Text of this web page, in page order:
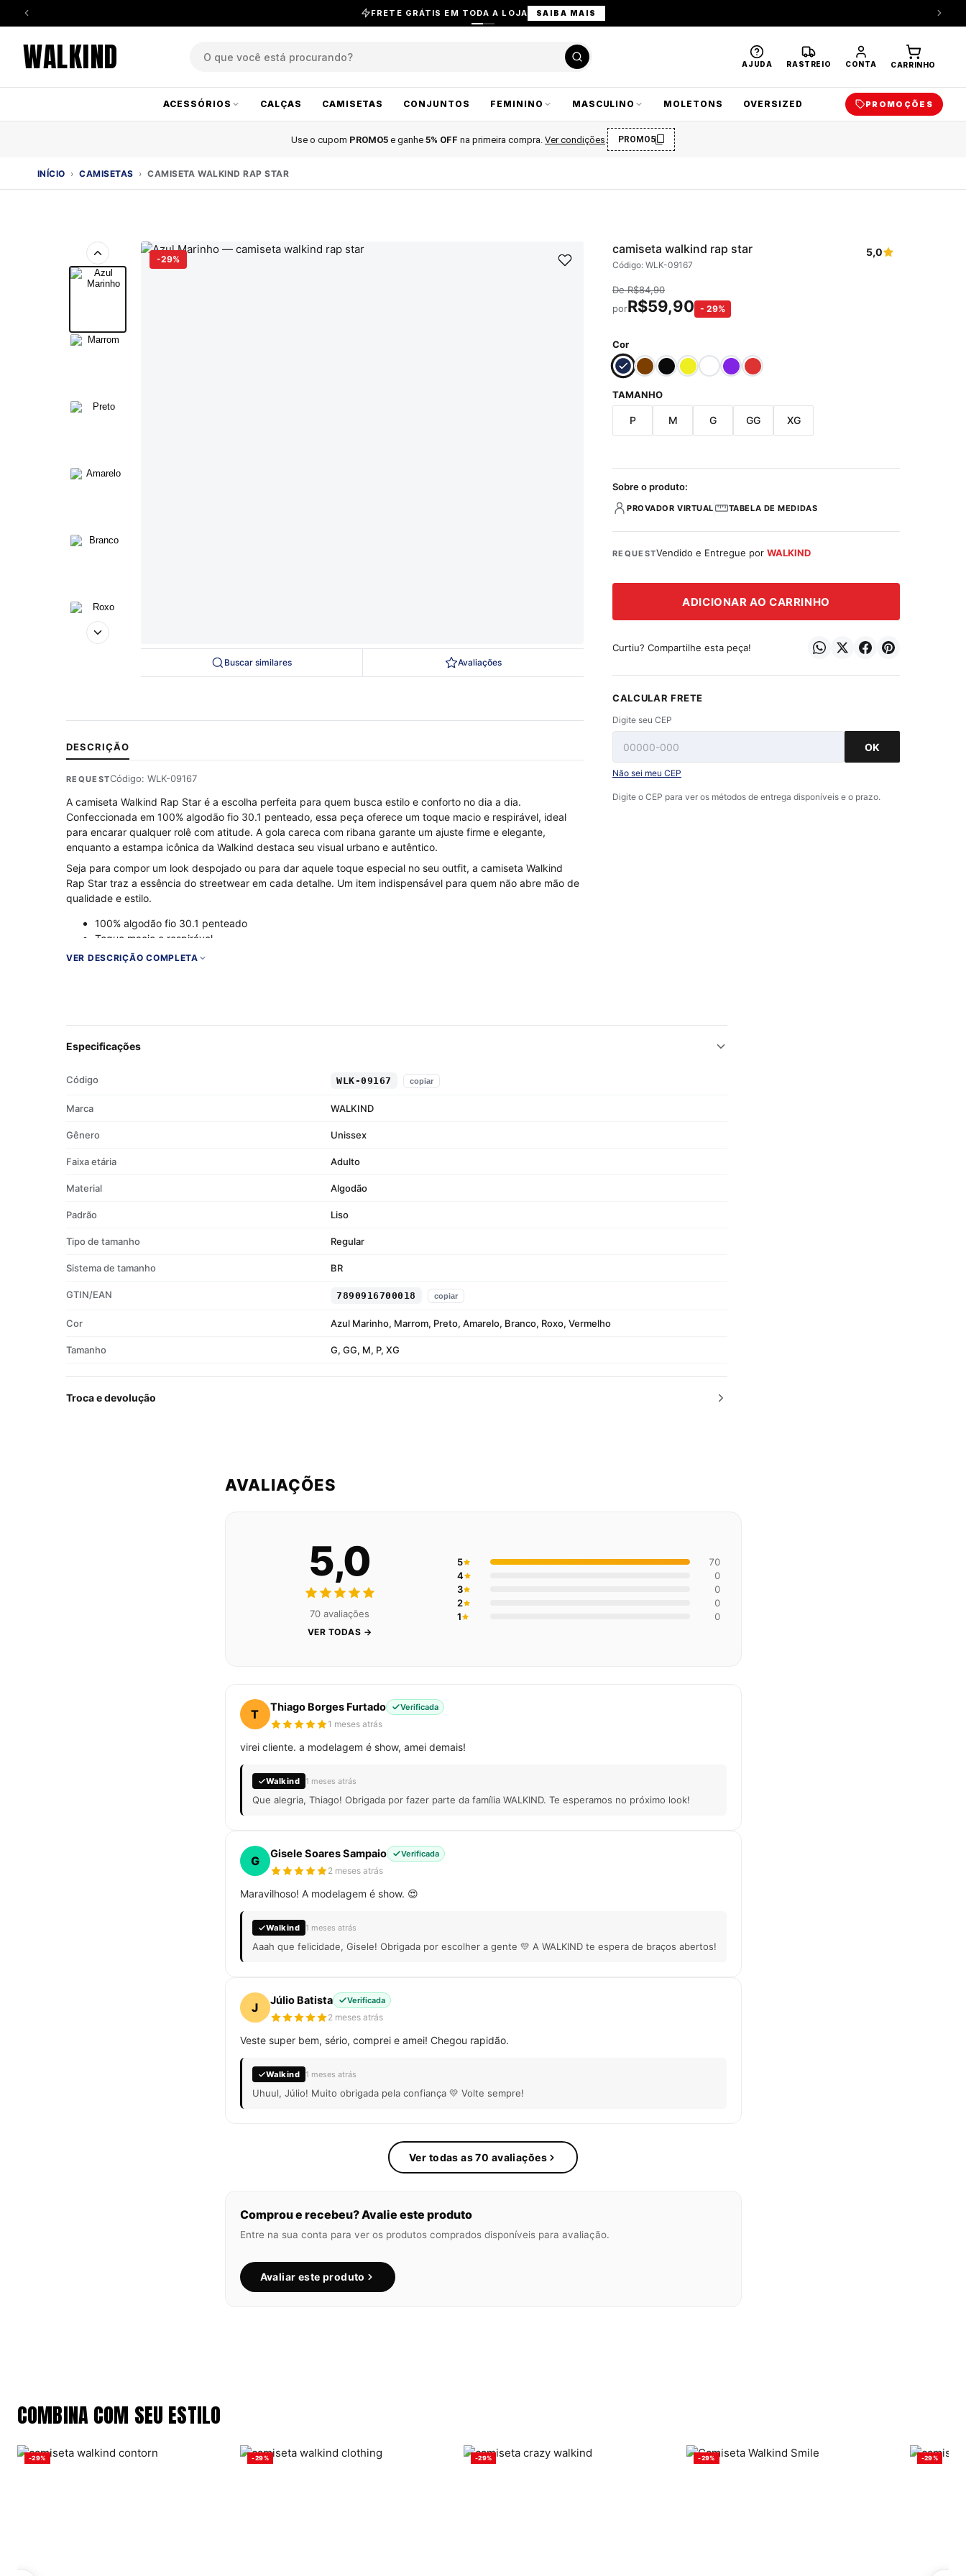
FRETE GRÁTIS EM TODA A LOJA SAIBA MAIS
WALKIND AJUDA RASTREIO CONTA CARRINHO
ACESSÓRIOS CALÇAS CAMISETAS CONJUNTOS FEMININO MASCULINO MOLETONS OVERSIZED PROMOÇÕES
Use o cupom PROMO5 e ganhe 5% OFF na primeira compra Ver condições PROMO5
INÍCIO › CAMISETAS › CAMISETA WALKIND RAP STAR
-29%
Buscar similares Avaliações
camiseta walkind rap star
Código: WLK-09167
5,0
DeR$84,90
porR$59,90 - 29%
Cor
TAMANHO
P M G GG XG
Sobre o produto:
PROVADOR VIRTUAL TABELA DE MEDIDAS
REQUESTVendido e Entregue porWALKIND
ADICIONAR AO CARRINHO
Curtiu? Compartilhe esta peça!
CALCULAR FRETE
Digite seu CEP
OK
Não sei meu CEP
Digite o CEP para ver os métodos de entrega disponíveis e o prazo.
DESCRIÇÃO
REQUESTCódigo: WLK-09167
A camiseta Walkind Rap Star é a escolha perfeita para quem busca estilo e conforto no dia a dia.
Confeccionada em 100% algodão fio 30.1 penteado, essa peça oferece um toque macio e respirável, ideal
para encarar qualquer rolê com atitude. A gola careca com ribana garante um ajuste firme e elegante,
enquanto a estampa icônica da Walkind destaca seu visual urbano e autêntico.
Seja para compor um look despojado ou para dar aquele toque especial no seu outfit, a camiseta Walkind
Rap Star traz a essência do streetwear em cada detalhe. Um item indispensável para quem não abre mão de
qualidade e estilo.
100% algodão fio 30.1 penteado
Toque macio e respirável
Gola careca com ribana
VER DESCRIÇÃO COMPLETA
Especificações
Código WLK-09167 copiar
Marca WALKIND
Gênero Unissex
Faixa etária Adulto
Material Algodão
Padrão Liso
Tipo de tamanho Regular
Sistema de tamanho BR
GTIN/EAN 7890916700018 copiar
Cor Azul Marinho, Marrom, Preto, Amarelo, Branco, Roxo, Vermelho
Tamanho G, GG, M, P, XG
Troca e devolução
AVALIAÇÕES
5,0
70 avaliações
VER TODAS →
5
70
4
0
3
0
2
0
1
0
T
Thiago Borges Furtado Verificada
1 meses atrás
virei cliente. a modelagem é show, amei demais!
Walkind 1 meses atrás
Que alegria, Thiago! Obrigada por fazer parte da família WALKIND. Te esperamos no próximo look!
G
Gisele Soares Sampaio Verificada
2 meses atrás
Maravilhoso! A modelagem é show. 😍
Walkind 1 meses atrás
Aaah que felicidade, Gisele! Obrigada por escolher a gente 💛 A WALKIND te espera de braços abertos!
J
Júlio Batista Verificada
2 meses atrás
Veste super bem, sério, comprei e amei! Chegou rapidão.
Walkind 1 meses atrás
Uhuul, Júlio! Muito obrigada pela confiança 💛 Volte sempre!
Ver todas as 70 avaliações
Comprou e recebeu? Avalie este produto
Entre na sua conta para ver os produtos comprados disponíveis para avaliação.
Avaliar este produto
COMBINA COM SEU ESTILO
-29% -29% -29% -29% -29%